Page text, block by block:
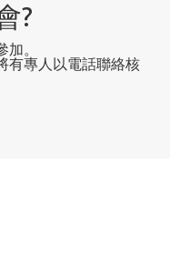
?
。
有專人以電話聯絡核